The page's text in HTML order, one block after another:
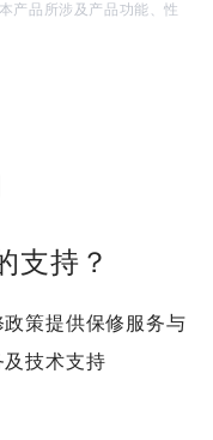
产品所涉及产品功能、性
支持？
策提供保修服务与
技术支持